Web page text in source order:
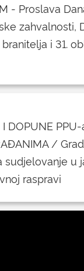
- Proslava
zahvalnosti,
i 31.
I DOPUNE
/
sudjelovanje u
raspravi